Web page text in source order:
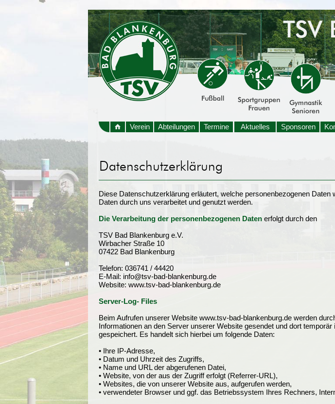
Verein Abteilungen Termine Aktuelles Sponsoren
Diese Datenschutzerklärung erläutert, welche personenbezogenen
Daten durch uns verarbeitet und genutzt werden.
Die Verarbeitung der personenbezogenen Daten erfolgt durch den
TSV Bad Blankenburg e.V.
Wirbacher Straße 10
07422 Bad Blankenburg
Telefon: 036741 / 44420
E-Mail: info@tsv-bad-blankenburg.de
Website: www.tsv-bad-blankenburg.de
Server-Log- Files
Beim Aufrufen unserer Website www.tsv-bad-blankenburg.de werden
Informationen an den Server unserer Website gesendet und dort
gespeichert. Es handelt sich hierbei um folgende Daten:
• Ihre IP-Adresse,
• Datum und Uhrzeit des Zugriffs,
• Name und URL der abgerufenen Datei,
• Website, von der aus der Zugriff erfolgt (Referrer-URL),
• Websites, die von unserer Website aus, aufgerufen werden,
• verwendeter Browser und ggf. das Betriebssystem Ihres Rechners,